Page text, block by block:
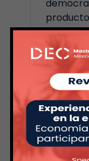
Los
precios
En este
LEER MÁS